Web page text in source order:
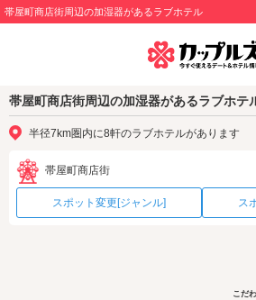
帯屋町商店街周辺の加湿器があるラブホテル
帯屋町商店街周辺の加湿器があるラブホテ
半径7km圏内に8軒のラブホテルがあります
帯屋町商店街
スポット変更[ジャンル] ス
こだ